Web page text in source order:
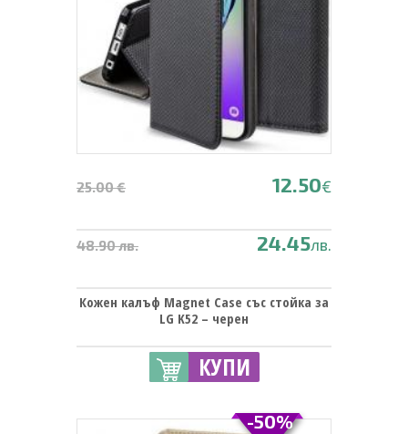
25.00 € 12.50€
48.90 лв. 24.45лв.
Кожен калъф Magnet Case със стойка за
LG K52 – черен
КУПИ
-50%